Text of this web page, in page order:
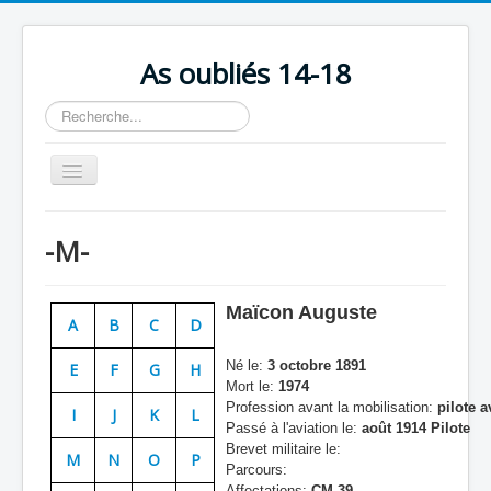
As oubliés 14-18
Rechercher
Basculer
la
Chronologie
Escadrilles
Organisation
Avions
Personnels
Doctrines
-M-
A B C D
E F G H
I J K L
M N O P
Maïcon Auguste
Né le: 3 octobre 1891
Mort le: 1974
Profession avant la mobilisation: pilote
Passé à l'aviation le: août 1914 Pilote
Brevet militaire le:
Parcours: